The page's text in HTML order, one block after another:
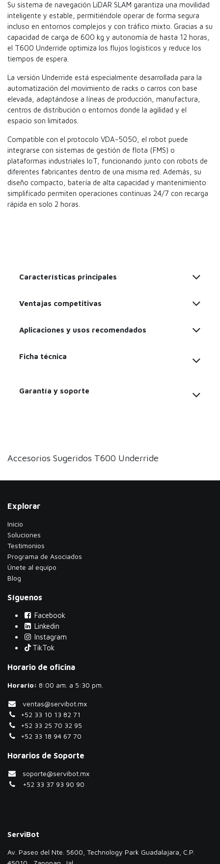
Su sistema de navegación LiDAR SLAM garantiza una movilidad
inteligente y estable, permitiéndole operar de forma segura
incluso en entornos complejos y con tráfico mixto. Gracias a su
capacidad de carga de 600 kg y autonomía de hasta 12 horas,
el T600 Underride optimiza los flujos logísticos y reduce los
tiempos de espera.
La versión Underride está especialmente desarrollada para la
automatización del movimiento de racks o carros con base
elevada, adaptándose a líneas de producción, manufactura,
centros de distribución o entornos donde la agilidad y el
espacio son limitados.
Compatible con el protocolo VDA-5050, el robot puede
integrarse con sistemas de gestión de flota (FMS) o
plataformas industriales IoT, funcionando junto con robots de
diferentes fabricantes dentro de una misma red. Además, su
diseño compacto, batería de alta capacidad y mantenimiento
simplificado permiten operaciones continuas 24/7 con recarga
rápida en solo 2 horas.
Características principales
Ventajas competitivas
Aplicaciones y usos recomendados
Ficha técnica
Accesorios Sugeridos T600 Underride
Explorar
Inicio
Soluciones
Testimonios
​Programa de Asociados
Únete al equipo
Blog
Síguenos
Facebook
Linkedin
Instagram
TikTok
Horario de oficina
Horario: ​8:00 am. a 5:30 pm.
ventas@servibot.mx
+52 33 10 13 82 71
+52 33 25 70 32 95
+52 33 18 94 67 70
Horarios de Soporte
soporte@servibot.mx
+52 33 37 93 90 90
ServiBot
Av. Paseo del Nte. 5600, Technology Park Guadalajara, C.P.